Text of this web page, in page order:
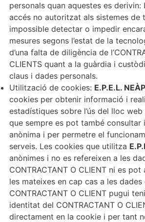
personals quan aquestes es derivin:
accés no autoritzat als sistemes de
impossible detectar o impedir
mesures segons l’estat de la
d’una falta de diligència de
CLIENTS quant a la guàrdia i
claus i dades personals.
Utilització de cookies: E.P.E.L.
cookies per obtenir informació i
estadístiques sobre l’ús del lloc
que sempre es pot també
anònima i per permetre el
serveis. Les cookies que utilitza
anònimes i no es refereixen a les
CONTRACTANT O CLIENT ni es
les mateixes en cap cas a les dades
CONTRACTANT O CLIENT pugui
identitat del CONTRACTANT O
directament en la cookie i per tant